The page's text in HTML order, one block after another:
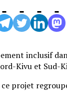
inclusif
Kivu et Sud-
projet